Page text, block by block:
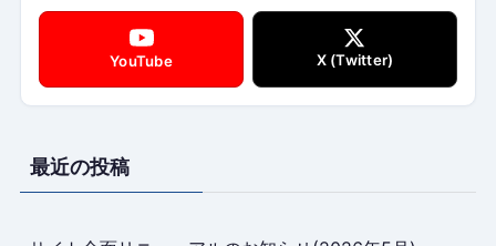
YouTube X (Twitter)
最近の投稿